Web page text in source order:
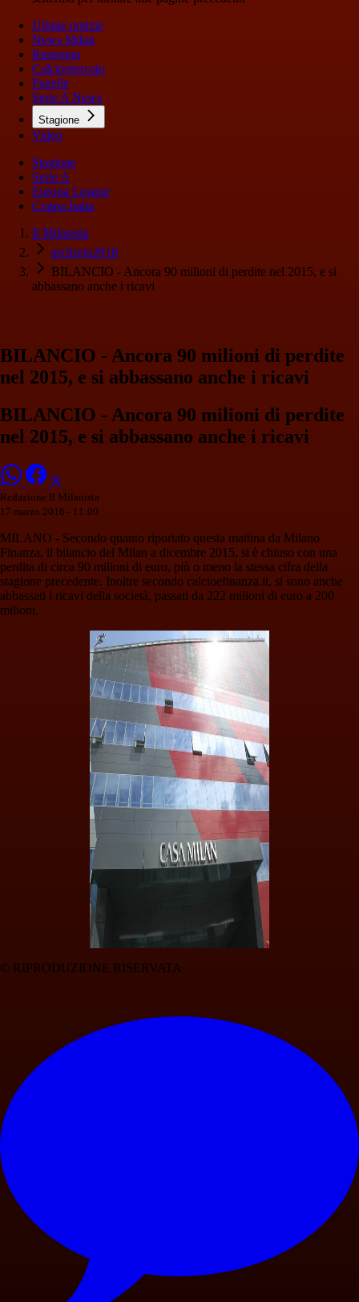
Ultime notizie
News Milan
Rassegna
Calciomercato
Pagelle
Serie A News
Stagione
Video
Stagione
Serie A
Europa League
Coppa Italia
Il Milanista
archivio2016
BILANCIO - Ancora 90 milioni di perdite nel 2015, e si
abbassano anche i ricavi
BILANCIO - Ancora 90 milioni di perdite
nel 2015, e si abbassano anche i ricavi
BILANCIO - Ancora 90 milioni di perdite
nel 2015, e si abbassano anche i ricavi
Redazione Il Milanista
17 marzo 2016 - 11:00
MILANO - Secondo quanto riportato questa mattina da Milano
Finanza, il bilancio del Milan a dicembre 2015, si è chiuso con una
perdita di circa 90 milioni di euro, più o meno la stessa cifra della
stagione precedente. Inoltre secondo calcioefinanza.it, si sono anche
abbassati i ricavi della società, passati da 222 milioni di euro a 200
milioni.
© RIPRODUZIONE RISERVATA